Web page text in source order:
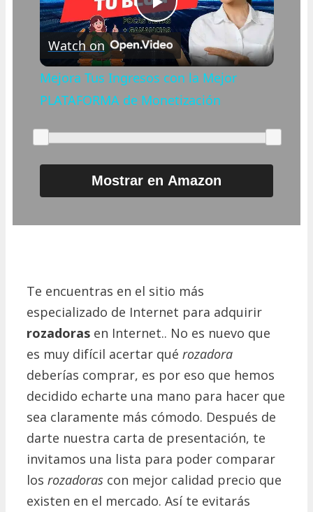
Play
Video
Watch on
Mejora Tus Ingresos con la Mejor
PLATAFORMA de Monetización
Mostrar en Amazon
Te encuentras en el sitio más
especializado de Internet para adquirir
rozadoras en Internet.. No es nuevo que
es muy difícil acertar qué rozadora
deberías comprar, es por eso que hemos
decidido echarte una mano para hacer que
sea claramente más cómodo. Después de
darte nuestra carta de presentación, te
invitamos una lista para poder comparar
los rozadoras con mejor calidad precio que
existen en el mercado. Así te evitarás